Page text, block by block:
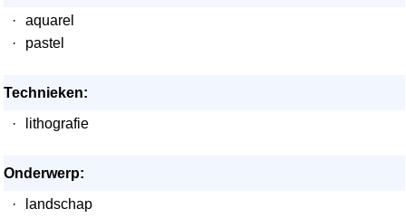
·
aquarel
·
pastel
Technieken:
·
lithografie
Onderwerp:
·
landschap